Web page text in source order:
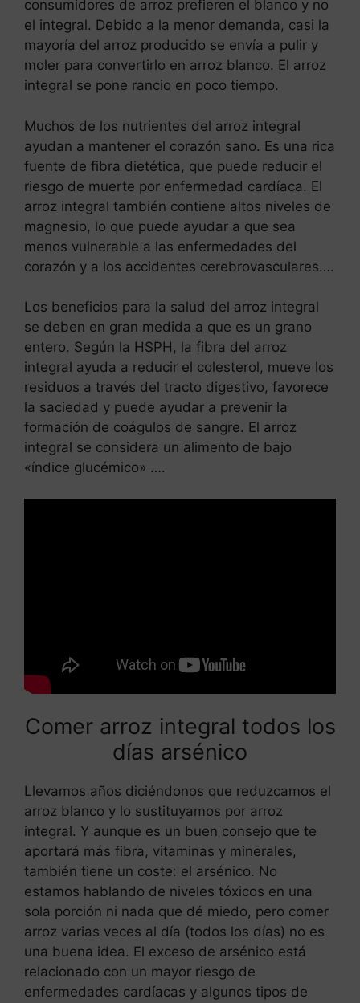
consumidores de arroz prefieren el blanco y no
el integral. Debido a la menor demanda, casi la
mayoría del arroz producido se envía a pulir y
moler para convertirlo en arroz blanco. El arroz
integral se pone rancio en poco tiempo.
Muchos de los nutrientes del arroz integral
ayudan a mantener el corazón sano. Es una rica
fuente de fibra dietética, que puede reducir el
riesgo de muerte por enfermedad cardíaca. El
arroz integral también contiene altos niveles de
magnesio, lo que puede ayudar a que sea
menos vulnerable a las enfermedades del
corazón y a los accidentes cerebrovasculares….
Los beneficios para la salud del arroz integral
se deben en gran medida a que es un grano
entero. Según la HSPH, la fibra del arroz
integral ayuda a reducir el colesterol, mueve los
residuos a través del tracto digestivo, favorece
la saciedad y puede ayudar a prevenir la
formación de coágulos de sangre. El arroz
integral se considera un alimento de bajo
«índice glucémico» ….
Comer arroz integral todos los
días arsénico
Llevamos años diciéndonos que reduzcamos el
arroz blanco y lo sustituyamos por arroz
integral. Y aunque es un buen consejo que te
aportará más fibra, vitaminas y minerales,
también tiene un coste: el arsénico. No
estamos hablando de niveles tóxicos en una
sola porción ni nada que dé miedo, pero comer
arroz varias veces al día (todos los días) no es
una buena idea. El exceso de arsénico está
relacionado con un mayor riesgo de
enfermedades cardíacas y algunos tipos de